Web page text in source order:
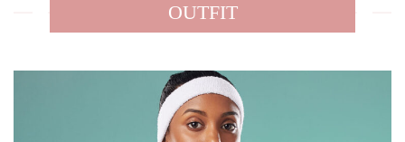
OUTFIT